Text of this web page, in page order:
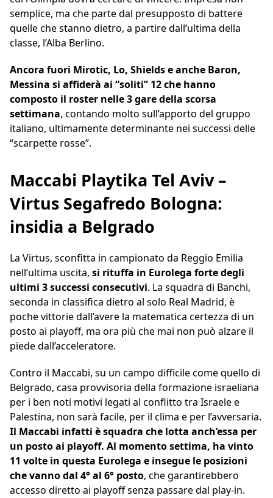
semplice, ma che parte dal presupposto di battere
quelle che stanno dietro, a partire dall’ultima della
classe, l’Alba Berlino.
Ancora fuori Mirotic, Lo, Shields e anche Baron,
Messina si affiderà ai “soliti” 12 che hanno
composto il roster nelle 3 gare della scorsa
settimana, contando molto sull’apporto del gruppo
italiano, ultimamente determinante nei successi delle
“scarpette rosse”.
Maccabi Playtika Tel Aviv –
Virtus Segafredo Bologna:
insidia a Belgrado
La Virtus, sconfitta in campionato da Reggio Emilia
nell’ultima uscita, si rituffa in Eurolega forte degli
ultimi 3 successi consecutivi. La squadra di Banchi,
seconda in classifica dietro al solo Real Madrid, è
poche vittorie dall’avere la matematica certezza di un
posto ai playoff, ma ora più che mai non può alzare il
piede dall’acceleratore.
Contro il Maccabi, su un campo difficile come quello di
Belgrado, casa provvisoria della formazione israeliana
per i ben noti motivi legati al conflitto tra Israele e
Palestina, non sarà facile, per il clima e per l’avversaria.
Il Maccabi infatti è squadra che lotta anch’essa per
un posto ai playoff. Al momento settima, ha vinto
11 volte in questa Eurolega e insegue le posizioni
che vanno dal 4° al 6° posto, che garantirebbero
accesso diretto ai playoff senza passare dal play-in.